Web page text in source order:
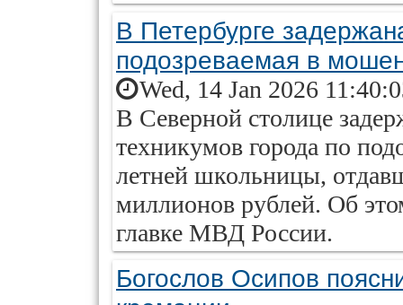
В Петербурге
подозреваемая в
Wed, 14 Jan 2026
В Северной столице
техникумов города по
летней школьницы,
миллионов рублей. Об
главке МВД России.
Богослов Осипов